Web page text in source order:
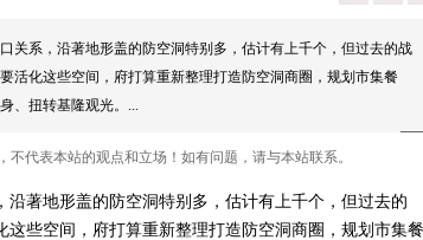
关系，沿著地形盖的防空洞特别多，估计有上千个，但过去的战
活化这些空间，府打算重新整理打造防空洞商圈，规划市集餐
、扭转基隆观光。...
代表本站的观点和立场！如有问题，请与本站联系。
著地形盖的防空洞特别多，估计有上千个，但过去的
些空间，府打算重新整理打造防空洞商圈，规划市集餐